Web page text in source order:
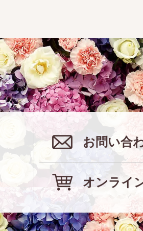
お問い合
オンライ